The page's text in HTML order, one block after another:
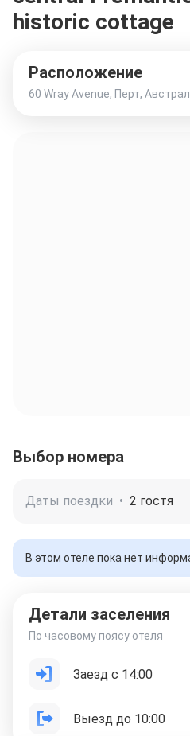
historic cottage
Расположение
60 Wray Avenue, Перт,
Выбор номера
Даты поездки • 2 гостя
В этом отеле пока нет
Детали заселения
По часовому поясу отеля
Заезд с 14:00
Выезд до 10:00